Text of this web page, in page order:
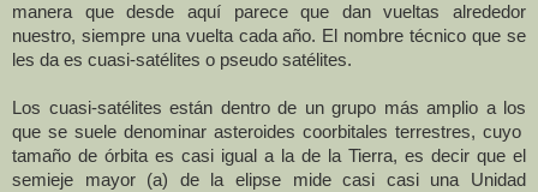
manera que desde aquí parece que dan vueltas alrededor
nuestro, siempre una vuelta cada año. El nombre técnico que se
les da es cuasi-satélites o pseudo satélites.
Los cuasi-satélites están dentro de un grupo más amplio a los
que se suele denominar asteroides coorbitales terrestres, cuyo
tamaño de órbita es casi igual a la de la Tierra, es decir que el
semieje mayor (a) de la elipse mide casi casi una Unidad